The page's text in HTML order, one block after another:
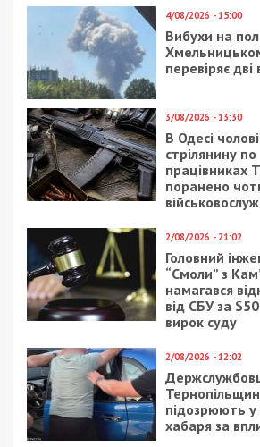
21/11/2019 - 12:55
Днепровских
медработников
оставят без зарплат
22/
На
семеро